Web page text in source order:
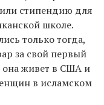
стипендию для
школе.
только тогда,
за свой первый
она живет в США и
в исламском